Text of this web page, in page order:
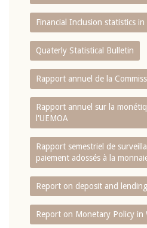
Financial Inclusion statistics in
Quaterly Statistical Bulletin
Rapport annuel de la
Rapport annuel sur la
l'UEMOA
Rapport semestriel de
paiement adossés à la
Report on deposit and
Report on Monetary Policy in